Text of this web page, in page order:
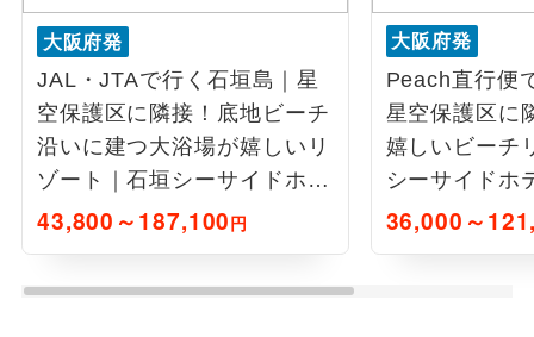
大阪府発
JAL・JTAで行く石垣島｜星
空保護区に隣接！底地ビーチ
沿いに建つ大浴場が嬉しいリ
ゾート｜石垣シーサイドホテ
ル 2泊3日
43,800～187,100円
大阪府発
Peach直行便
星空保護区に
嬉しいビーチ
シーサイドホ
36,000～